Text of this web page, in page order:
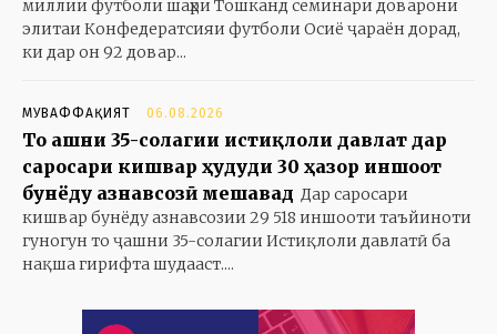
миллии футболи шаҳри Тошканд семинари доварони
элитаи Конфедератсияи футболи Осиё ҷараён дорад,
ки дар он 92 довар...
МУВАФФАҚИЯТ 06.08.2026
То ҷашни 35-солагии истиқлоли давлат дар
саросари кишвар ҳудуди 30 ҳазор иншоот
бунёду азнавсозӣ мешавад Дар саросари
кишвар бунёду азнавсозии 29 518 иншооти таъйиноти
гуногун то ҷашни 35-солагии Истиқлоли давлатӣ ба
нақша гирифта шудааст....